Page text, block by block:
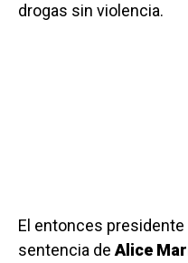
drogas sin violencia.
El entonces
sentencia deAlice